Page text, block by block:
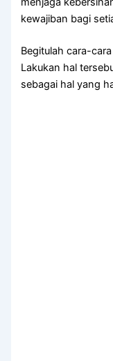
kewajiban bagi
Begitulah cara-
Lakukan hal
sebagai hal yang